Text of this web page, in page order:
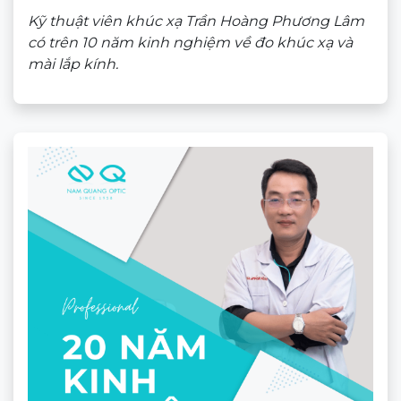
Gọng kính Ancci ACHT23103_C1.C
★★★★★